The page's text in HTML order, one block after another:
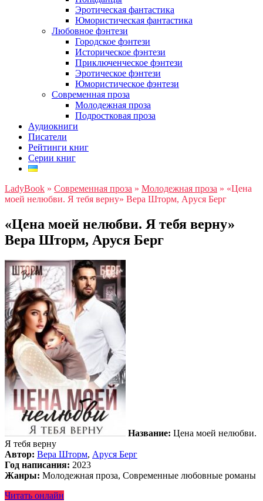
Эротическая фантастика
Юмористическая фантастика
Любовное фэнтези
Городское фэнтези
Историческое фэнтези
Приключенческое фэнтези
Эротическое фэнтези
Юмористическое фэнтези
Современная проза
Молодежная проза
Подростковая проза
Аудиокниги
Писатели
Рейтинги книг
Серии книг
LadyBook » Современная проза » Молодежная проза » «Цена
моей нелюбви. Я тебя верну» Вера Шторм, Аруся Берг
«Цена моей нелюбви. Я тебя верну»
Вера Шторм, Аруся Берг
Название: Цена моей нелюбви.
Я тебя верну
Автор: Вера Шторм, Аруся Берг
Год написания: 2023
Жанры: Молодежная проза, Современные любовные романы
Читать онлайн